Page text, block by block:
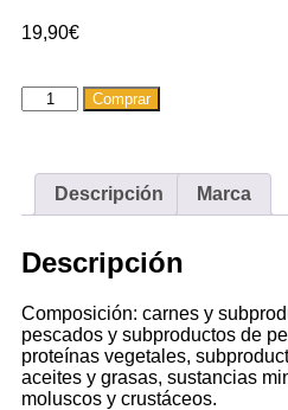
19,90€
Comprar
Descripción Marca
Descripción
Composición: carnes y
pescados y subproductos de
proteínas vegetales,
aceites y grasas, sustancias
moluscos y crustáceos.